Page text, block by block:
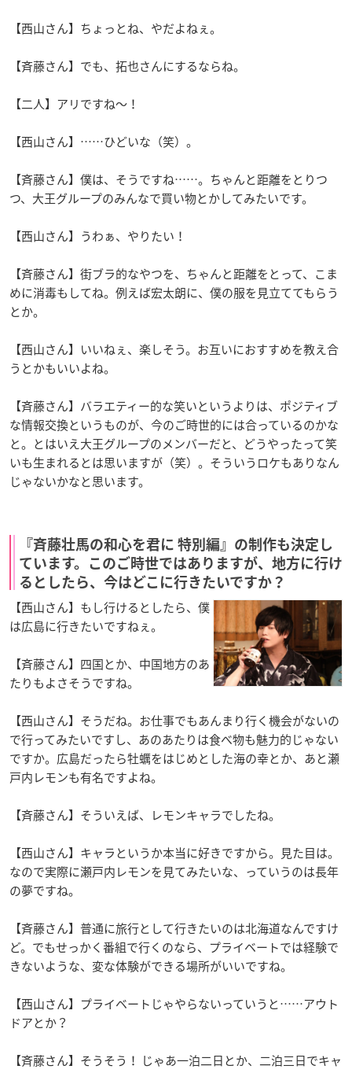
【西山さん】ちょっとね、やだよねぇ。
【斉藤さん】でも、拓也さんにするならね。
【二人】アリですね〜！
【西山さん】……ひどいな（笑）。
【斉藤さん】僕は、そうですね……。ちゃんと距離をとりつ
つ、大王グループのみんなで買い物とかしてみたいです。
【西山さん】うわぁ、やりたい！
【斉藤さん】街ブラ的なやつを、ちゃんと距離をとって、こま
めに消毒もしてね。例えば宏太朗に、僕の服を見立ててもらう
とか。
【西山さん】いいねぇ、楽しそう。お互いにおすすめを教え合
うとかもいいよね。
【斉藤さん】バラエティー的な笑いというよりは、ポジティブ
な情報交換というものが、今のご時世的には合っているのかな
と。とはいえ大王グループのメンバーだと、どうやったって笑
いも生まれるとは思いますが（笑）。そういうロケもありなん
じゃないかなと思います。
『斉藤壮馬の和心を君に 特別編』の制作も決定し
ています。このご時世ではありますが、地方に行け
るとしたら、今はどこに行きたいですか？
【西山さん】もし行けるとしたら、僕
は広島に行きたいですねぇ。
【斉藤さん】四国とか、中国地方のあ
たりもよさそうですね。
【西山さん】そうだね。お仕事でもあんまり行く機会がないの
で行ってみたいですし、あのあたりは食べ物も魅力的じゃない
ですか。広島だったら牡蠣をはじめとした海の幸とか、あと瀬
戸内レモンも有名ですよね。
【斉藤さん】そういえば、レモンキャラでしたね。
【西山さん】キャラというか本当に好きですから。見た目は。
なので実際に瀬戸内レモンを見てみたいな、っていうのは長年
の夢ですね。
【斉藤さん】普通に旅行として行きたいのは北海道なんですけ
ど。でもせっかく番組で行くのなら、プライベートでは経験で
きないような、変な体験ができる場所がいいですね。
【西山さん】プライベートじゃやらないっていうと……アウト
ドアとか？
【斉藤さん】そうそう！ じゃあ一泊二日とか、二泊三日でキャ